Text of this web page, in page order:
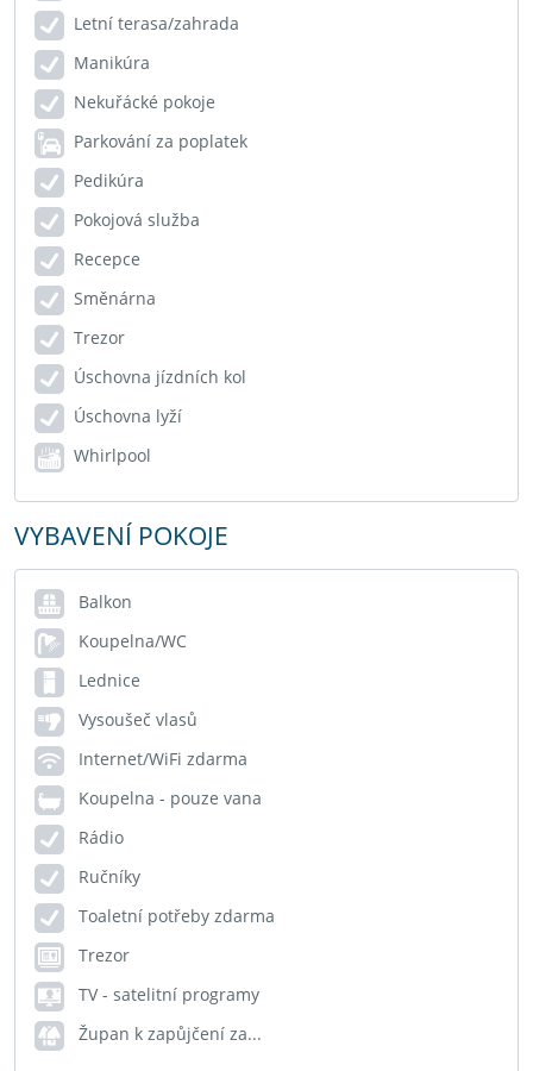
Letní terasa/zahrada
Manikúra
Nekuřácké pokoje
Parkování za poplatek
Pedikúra
Pokojová služba
Recepce
Směnárna
Trezor
Úschovna jízdních kol
Úschovna lyží
Whirlpool
VYBAVENÍ POKOJE
Balkon
Koupelna/WC
Lednice
Vysoušeč vlasů
Internet/WiFi zdarma
Koupelna - pouze vana
Rádio
Ručníky
Toaletní potřeby zdarma
Trezor
TV - satelitní programy
Župan k zapůjčení za...